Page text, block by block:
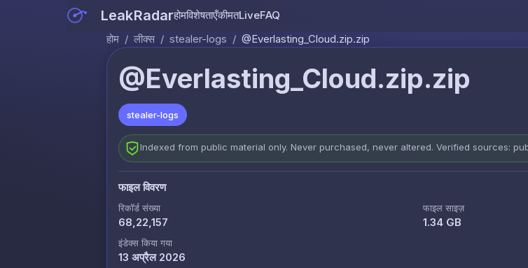
LeakRadarहोमविशेषताएँकीमतLiveFAQ
होम / लीक्स / stealer-logs / @Everlasting_Cloud.zip.zip
@Everlasting_Cloud.zip.zip
stealer-logs
Indexed from public material only. Never purchased, never altered. Verified sources:
फाइल विवरण
रिकॉर्ड संख्या
68,22,157
फाइल साइज़
1.34 GB
इंडेक्स किया गया
13 अप्रैल 2026